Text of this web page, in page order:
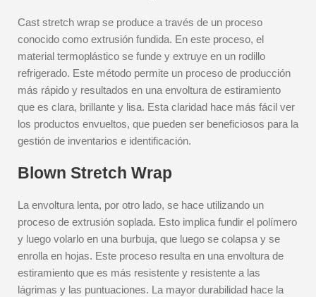
Cast stretch wrap se produce a través de un proceso
conocido como extrusión fundida. En este proceso, el
material termoplástico se funde y extruye en un rodillo
refrigerado. Este método permite un proceso de producción
más rápido y resultados en una envoltura de estiramiento
que es clara, brillante y lisa. Esta claridad hace más fácil ver
los productos envueltos, que pueden ser beneficiosos para la
gestión de inventarios e identificación.
Blown Stretch Wrap
La envoltura lenta, por otro lado, se hace utilizando un
proceso de extrusión soplada. Esto implica fundir el polímero
y luego volarlo en una burbuja, que luego se colapsa y se
enrolla en hojas. Este proceso resulta en una envoltura de
estiramiento que es más resistente y resistente a las
lágrimas y las puntuaciones. La mayor durabilidad hace la